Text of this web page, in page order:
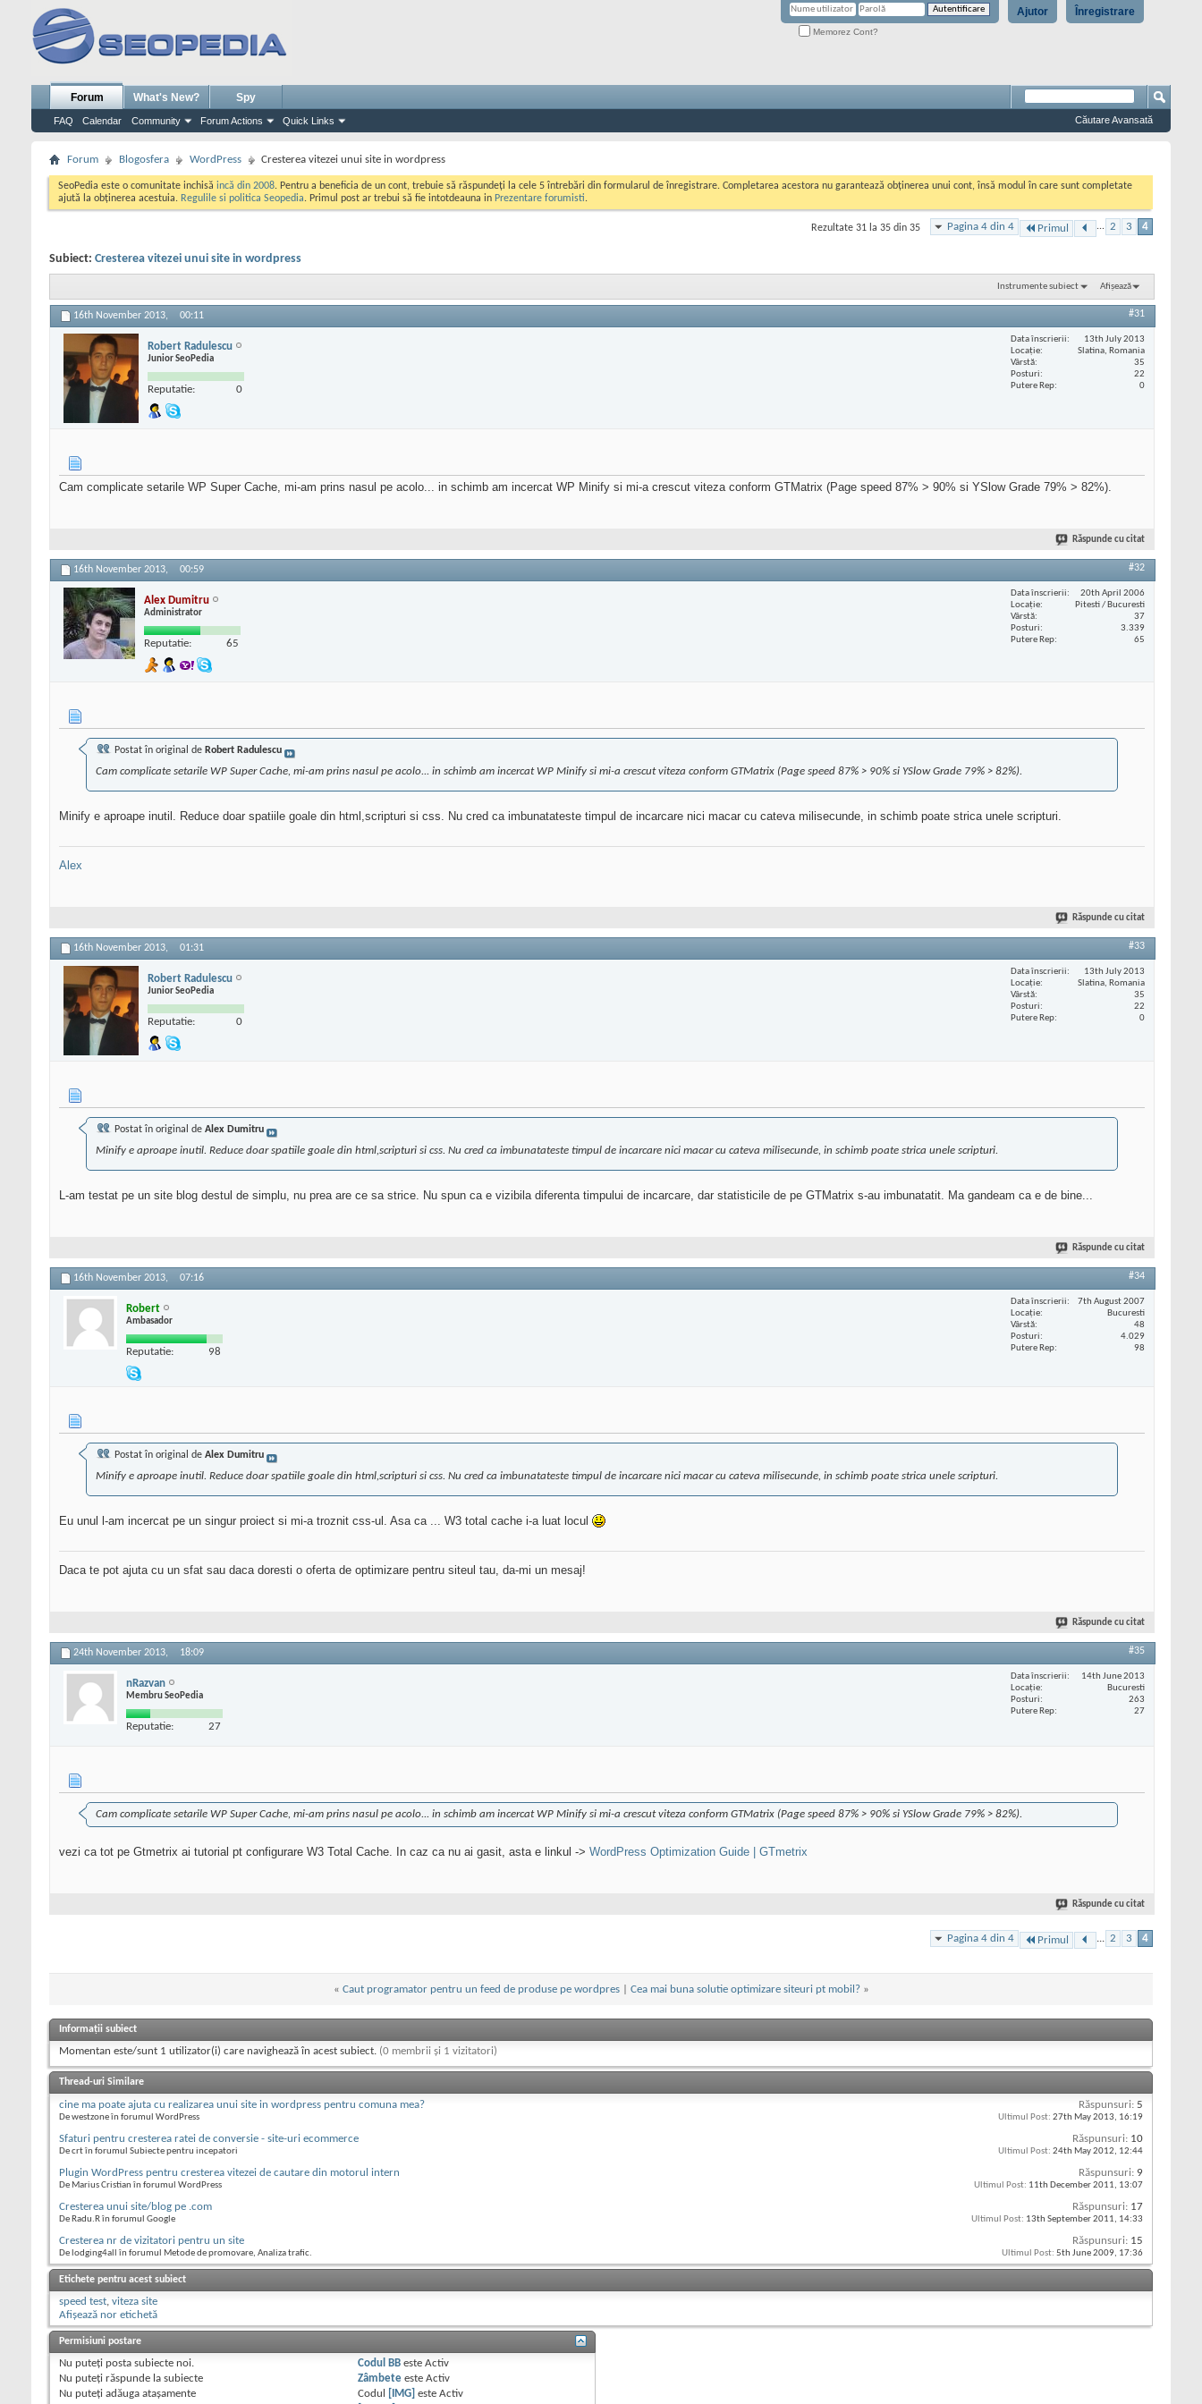
Înregistrare
Ajutor
Memorez Cont?
Forum
FAQ Calendar Community Forum Actions Quick Links
What's New? Spy
Căutare Avansată
Forum Blogosfera WordPress Cresterea vitezei unui site in wordpress
SeoPedia este o comunitate inchisă incă din 2008. Pentru a beneficia de un cont, trebuie să răspundeți la cele 5 întrebări din formularul de înregistrare. Completarea acestora nu garantează obținerea unui cont, însă modul în care sunt completate
ajută la obținerea acestuia. Regulile si politica Seopedia. Primul post ar trebui să fie intotdeauna in Prezentare forumisti.
Pagina 4 din 4 Primul ... 2 3 4
Rezultate 31 la 35 din 35
Subiect: Cresterea vitezei unui site in wordpress
Instrumente subiect Afișează
16th November 2013, 00:11 #31
Robert Radulescu
Junior SeoPedia
Reputatie: 0
Data înscrierii
13th July 2013
Locaţie
Slatina, Romania
Vârstă
35
Posturi
22
Putere Rep
0
Cam complicate setarile WP Super Cache, mi-am prins nasul pe acolo... in schimb am incercat WP Minify si mi-a crescut viteza conform GTMatrix (Page speed 87% > 90% si YSlow Grade 79% > 82%).
Răspunde cu citat
16th November 2013, 00:59 #32
Alex Dumitru
Administrator
Reputatie: 65
Data înscrierii
20th April 2006
Locaţie
Pitesti / Bucuresti
Vârstă
37
Posturi
3.339
Putere Rep
65
Postat în original de Robert Radulescu
Cam complicate setarile WP Super Cache, mi-am prins nasul pe acolo... in schimb am incercat WP Minify si mi-a crescut viteza conform GTMatrix (Page speed 87% > 90% si YSlow Grade 79% > 82%).
Minify e aproape inutil. Reduce doar spatiile goale din html,scripturi si css. Nu cred ca imbunatateste timpul de incarcare nici macar cu cateva milisecunde, in schimb poate strica unele scripturi.
Alex
Răspunde cu citat
16th November 2013, 01:31 #33
Robert Radulescu
Junior SeoPedia
Reputatie: 0
Data înscrierii
13th July 2013
Locaţie
Slatina, Romania
Vârstă
35
Posturi
22
Putere Rep
0
Postat în original de Alex Dumitru
Minify e aproape inutil. Reduce doar spatiile goale din html,scripturi si css. Nu cred ca imbunatateste timpul de incarcare nici macar cu cateva milisecunde, in schimb poate strica unele scripturi.
L-am testat pe un site blog destul de simplu, nu prea are ce sa strice. Nu spun ca e vizibila diferenta timpului de incarcare, dar statisticile de pe GTMatrix s-au imbunatatit. Ma gandeam ca e de bine...
Răspunde cu citat
16th November 2013, 07:16 #34
Robert
Ambasador
Reputatie: 98
Data înscrierii
7th August 2007
Locaţie
Bucuresti
Vârstă
48
Posturi
4.029
Putere Rep
98
Postat în original de Alex Dumitru
Minify e aproape inutil. Reduce doar spatiile goale din html,scripturi si css. Nu cred ca imbunatateste timpul de incarcare nici macar cu cateva milisecunde, in schimb poate strica unele scripturi.
Eu unul l-am incercat pe un singur proiect si mi-a troznit css-ul. Asa ca ... W3 total cache i-a luat locul
Daca te pot ajuta cu un sfat sau daca doresti o oferta de optimizare pentru siteul tau, da-mi un mesaj!
Răspunde cu citat
24th November 2013, 18:09 #35
nRazvan
Membru SeoPedia
Reputatie: 27
Data înscrierii
14th June 2013
Locaţie
Bucuresti
Posturi
263
Putere Rep
27
Cam complicate setarile WP Super Cache, mi-am prins nasul pe acolo... in schimb am incercat WP Minify si mi-a crescut viteza conform GTMatrix (Page speed 87% > 90% si YSlow Grade 79% > 82%).
vezi ca tot pe Gtmetrix ai tutorial pt configurare W3 Total Cache. In caz ca nu ai gasit, asta e linkul -> WordPress Optimization Guide | GTmetrix
Răspunde cu citat
Pagina 4 din 4 Primul ... 2 3 4
« Caut programator pentru un feed de produse pe wordpres| Cea mai buna solutie optimizare siteuri pt mobil? »
Informații subiect
Momentan este/sunt 1 utilizator(i) care navighează în acest subiect. (0 membrii și 1 vizitatori)
Thread-uri Similare
cine ma poate ajuta cu realizarea unui site in wordpress pentru comuna mea?
De westzone în forumul WordPress
Răspunsuri: 5
Ultimul Post: 27th May 2013, 16:19
Sfaturi pentru cresterea ratei de conversie - site-uri ecommerce
De crt în forumul Subiecte pentru incepatori
Răspunsuri: 10
Ultimul Post: 24th May 2012, 12:44
Plugin WordPress pentru cresterea vitezei de cautare din motorul intern
De Marius Cristian în forumul WordPress
Răspunsuri: 9
Ultimul Post: 11th December 2011, 13:07
Cresterea unui site/blog pe .com
De Radu.R în forumul Google
Răspunsuri: 17
Ultimul Post: 13th September 2011, 14:33
Cresterea nr de vizitatori pentru un site
De lodging4all în forumul Metode de promovare, Analiza trafic.
Răspunsuri: 15
Ultimul Post: 5th June 2009, 17:36
Etichete pentru acest subiect
speed test, viteza site
Afișează nor etichetă
Permisiuni postare
Nu puteţi posta subiecte noi.
Nu puteţi răspunde la subiecte
Nu puteţi adăuga ataşamente
Codul BB esteActiv
Zâmbete esteActiv
Codul
[IMG] esteActiv